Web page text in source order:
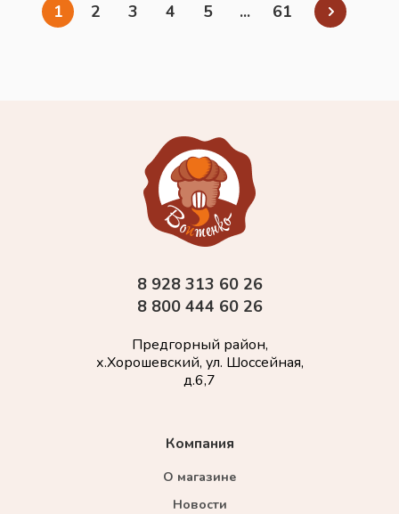
1 2 3 4 5 ... 61
Компания
О магазине
Новости
8 928 313 60 26
8 800 444 60 26
Предгорный район,
х.Хорошевский, ул. Шоссейная,
д.6,7